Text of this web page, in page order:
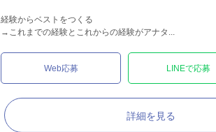
経験からベストをつくる
→これまでの経験とこれからの経験がアナタ...
Web応募 LINEで応募
詳細を見る